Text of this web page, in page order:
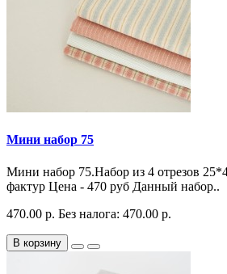
Мини набор 75
Мини набор 75.Набор из 4 отрезов
фактур Цена - 470 руб Данный набор..
470.00 р. Без налога: 470.00 р.
В корзину